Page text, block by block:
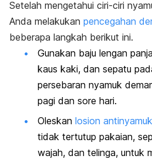
Setelah mengetahui ciri-ciri
Anda melakukan pencegahan
beberapa langkah berikut ini.
Gunakan baju lengan
kaus kaki, dan sepatu
persebaran nyamuk
pagi dan sore hari.
Oleskan losion antinyamuk
tidak tertutup pakaian,
wajah, dan telinga, untuk